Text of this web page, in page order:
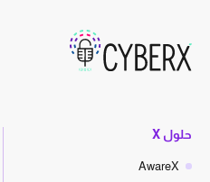
حلول X
AwareX